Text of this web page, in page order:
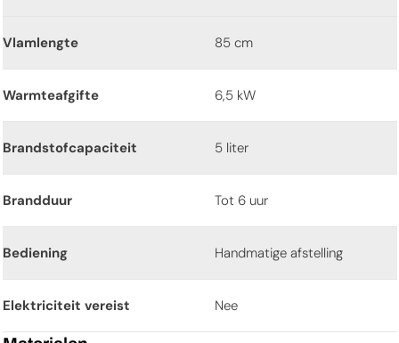
Vlamlengte 85 cm
Warmteafgifte 6,5 kW
Brandstofcapaciteit 5 liter
Brandduur Tot 6 uur
Bediening Handmatige afstelling
Elektriciteit vereist Nee